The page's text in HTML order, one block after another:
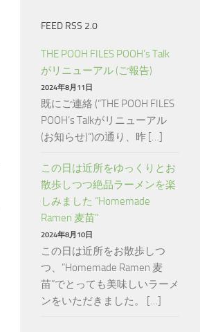
FEED RSS 2.0
THE POOH FILES POOH’s Talk
がリニューアル (ご報告)
2024年8月11日
既にご連絡 (“THE POOH FILES
POOH’s Talkがリニューアル
(お知らせ)“)の通り、昨 […]
この日は近所をゆっくりとお
散歩しつつ絶品ラーメンを楽
しみました “Homemade
Ramen 麦苗”
2024年8月10日
この日は近所をお散歩しつ
つ、”Homemade Ramen 麦
苗”でとっても美味しいラーメ
ンをいただきました。 […]